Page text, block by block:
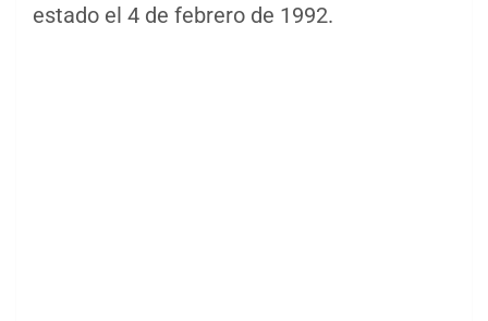
estado el 4 de febrero de 1992.